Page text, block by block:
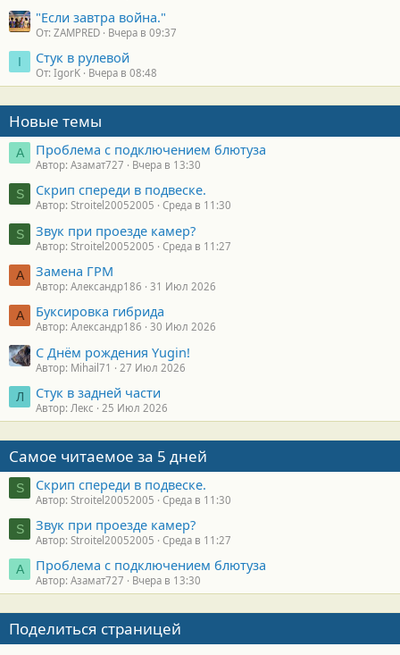
"Если завтра война."
От: ZAMPRED Вчера в 09:37
I Стук в рулевой
От: IgorK Вчера в 08:48
Новые темы
А Проблема с подключением блютуза
Автор: Азамат727 Вчера в 13:30
S Скрип спереди в подвеске.
Автор: Stroitel20052005 Среда в 11:30
S Звук при проезде камер?
Автор: Stroitel20052005 Среда в 11:27
А Замена ГРМ
Автор: Александр186 31 Июл 2026
А Буксировка гибрида
Автор: Александр186 30 Июл 2026
С Днём рождения Yugin!
Автор: Mihail71 27 Июл 2026
Л Стук в задней части
Автор: Лекс 25 Июл 2026
Самое читаемое за 5 дней
S Скрип спереди в подвеске.
Автор: Stroitel20052005 Среда в 11:30
S Звук при проезде камер?
Автор: Stroitel20052005 Среда в 11:27
А Проблема с подключением блютуза
Автор: Азамат727 Вчера в 13:30
Поделиться страницей